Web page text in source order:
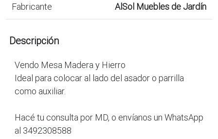
Fabricante AlSol Muebles de Jardín
Descripción
Vendo Mesa Madera y Hierro
Ideal para colocar al lado del asador o parrilla
como auxiliar.
Hacé tu consulta por MD, o envíanos un WhatsApp
al 3492308588